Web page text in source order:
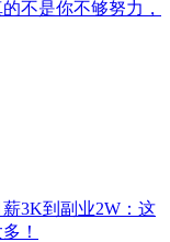
不是你不够努力，
3K到副业2W：这
！